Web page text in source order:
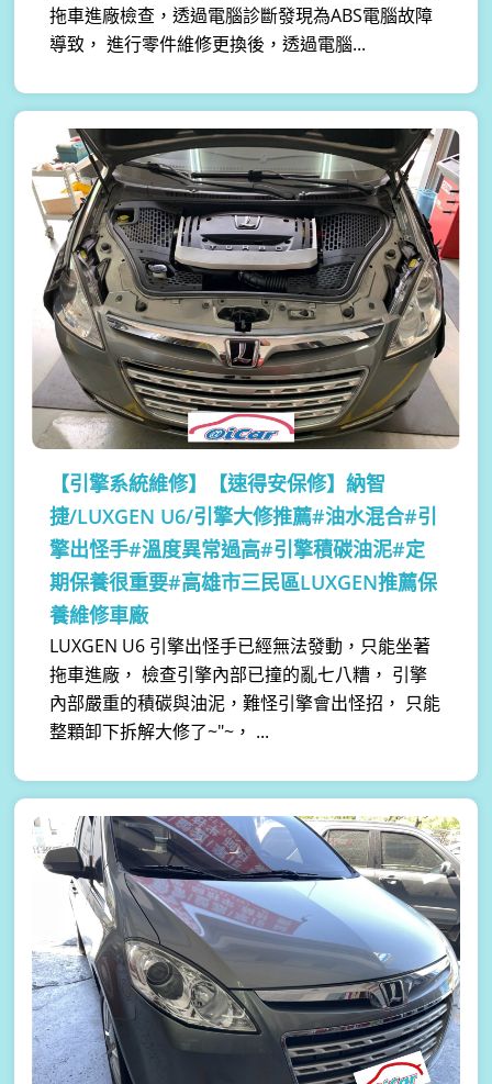
拖車進廠檢查，透過電腦診斷發現為ABS電腦故障
導致， 進行零件維修更換後，透過電腦...
【引擎系統維修】
【速得安保修】納智
捷/LUXGEN U6/引擎大修推薦#油水混合#引
擎出怪手#溫度異常過高#引擎積碳油泥#定
期保養很重要#高雄市三民區LUXGEN推薦保
養維修車廠
LUXGEN U6 引擎出怪手已經無法發動，只能坐著
拖車進廠， 檢查引擎內部已撞的亂七八糟， 引擎
內部嚴重的積碳與油泥，難怪引擎會出怪招， 只能
整顆卸下拆解大修了~"~， ...